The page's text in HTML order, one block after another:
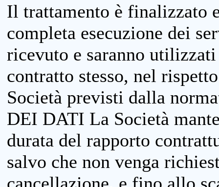
Il trattamento è finalizzato
completa esecuzione dei
ricevuto e saranno
contratto stesso, nel
Società previsti dalla
DEI DATI La Società
durata del rapporto
salvo che non venga
cancellazione, e fino allo